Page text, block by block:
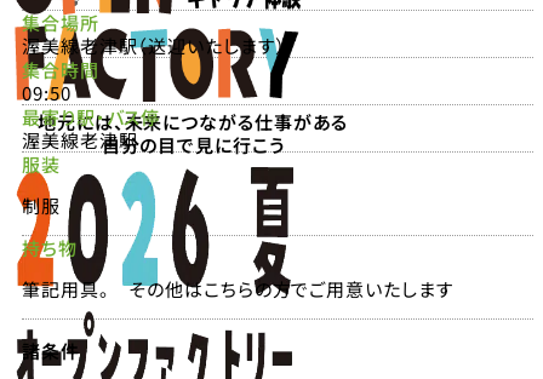
地元には、未来につながる仕事がある
自分の目で見に行こう
集合場所
渥美線老津駅（送迎いたします）
集合時間
09:50
最寄り駅・バス停
渥美線老津駅
服装
制服
持ち物
筆記用具。 その他はこちらの方でご用意いたします
諸条件